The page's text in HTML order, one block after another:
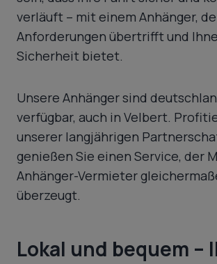
verläuft – mit einem Anhänger,
Anforderungen übertrifft und
Sicherheit bietet.
Unsere Anhänger sind
verfügbar, auch in Velbert.
unserer langjährigen
genießen Sie einen Service, der
Anhänger-Vermieter
überzeugt.
Lokal und bequem –